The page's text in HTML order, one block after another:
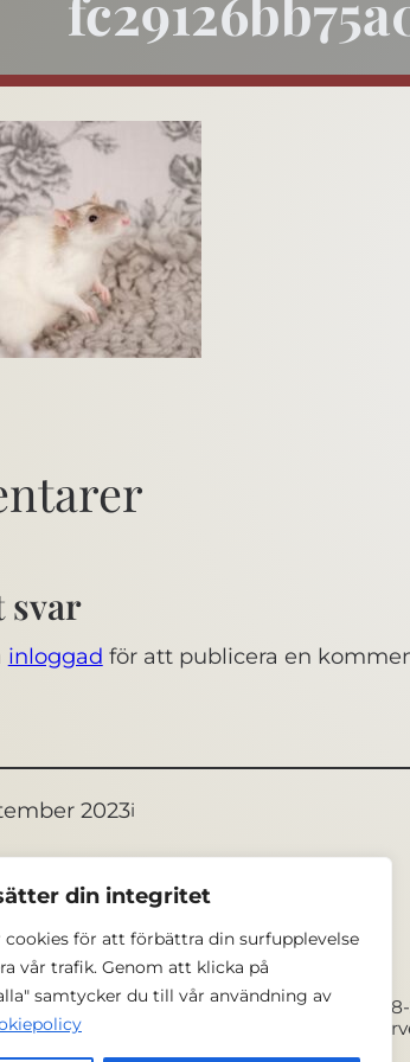
din integritet
cookies för att förbättra din surfupplevelse
vår trafik. Genom att klicka på
samtycker du till vår användning av
svar
inloggad för att publicera en
2023i
Ratopedia ©